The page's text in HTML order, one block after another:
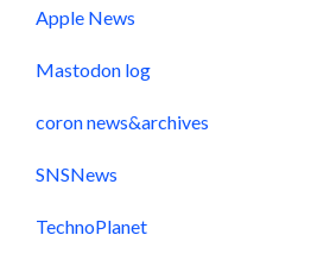
Apple News
Mastodon log
coron news&archives
SNSNews
TechnoPlanet